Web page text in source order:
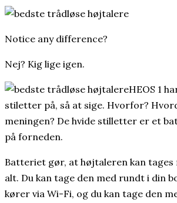
Notice any difference?
Nej? Kig lige igen.
HEOS 1
stiletter på, så at sige. Hvorfor?
meningen? De hvide stilletter er et
på forneden.
Batteriet gør, at højtaleren kan tages
alt. Du kan tage den med rundt i din
kører via Wi-Fi, og du kan tage den